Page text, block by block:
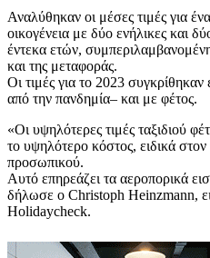
Αναλύθηκαν οι μέσες τιμές για
οικογένεια με δύο ενήλικες και
έντεκα ετών,
και της μεταφοράς.
Οι τιμές για το 2023
από την πανδημία– και με φέτος.
«Οι υψηλότερες τιμές ταξιδιού
το υψηλότερο κόστος, ειδικά στον
προσωπικού.
Αυτό επηρεάζει τα αεροπορικά
δήλωσε ο Christoph Heinzmann,
Holidaycheck.